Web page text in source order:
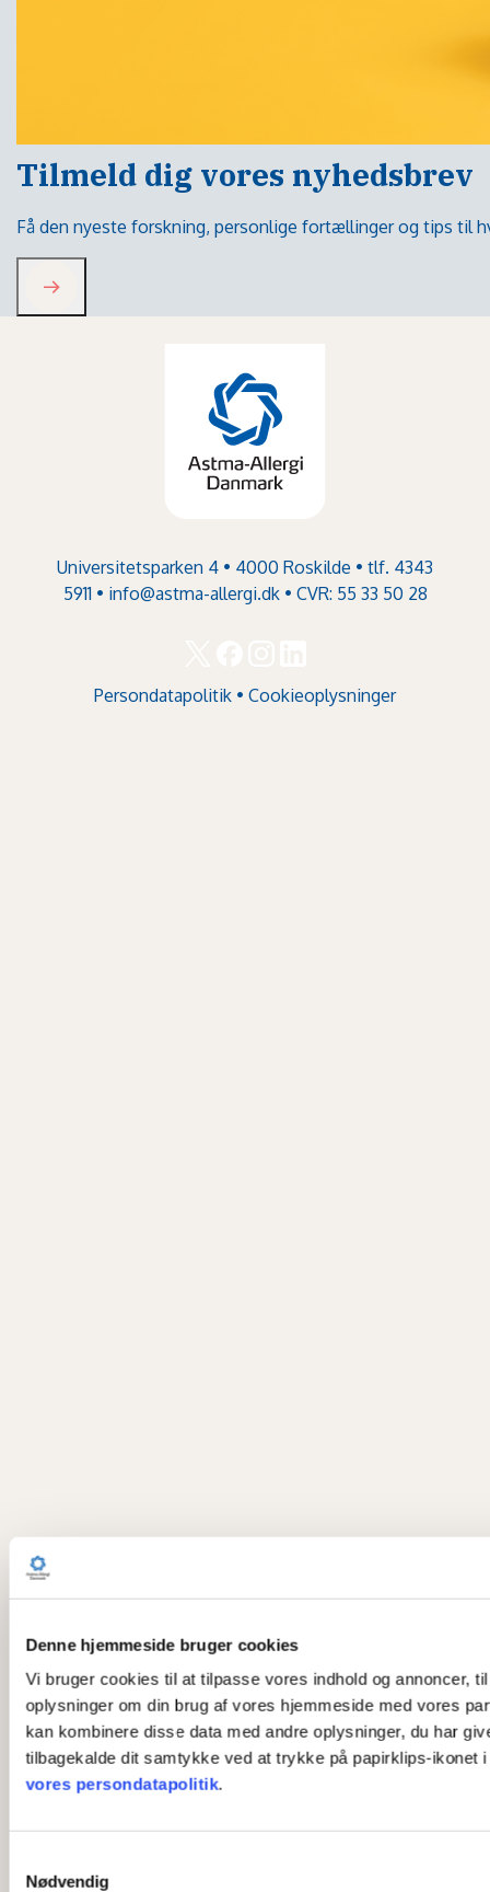
Denne hjemmeside bruger cookies
Vi bruger cookies til at tilpasse vores indhold og annoncer,
oplysninger om din brug af vores hjemmeside med vores
kan kombinere disse data med andre oplysninger, du har
tilbagekalde dit samtykke ved at trykke på papirklips-ikonet
vores persondatapolitik.
Nødvendig
Tilmeld dig vores nyhedsbrev
Få den nyeste forskning, personlige fortællinger og tips til
Universitetsparken 4 • 4000 Roskilde • tlf. 4343
5911 • info@astma-allergi.dk• CVR: 55 33 50 28
Persondatapolitik • Cookieoplysninger